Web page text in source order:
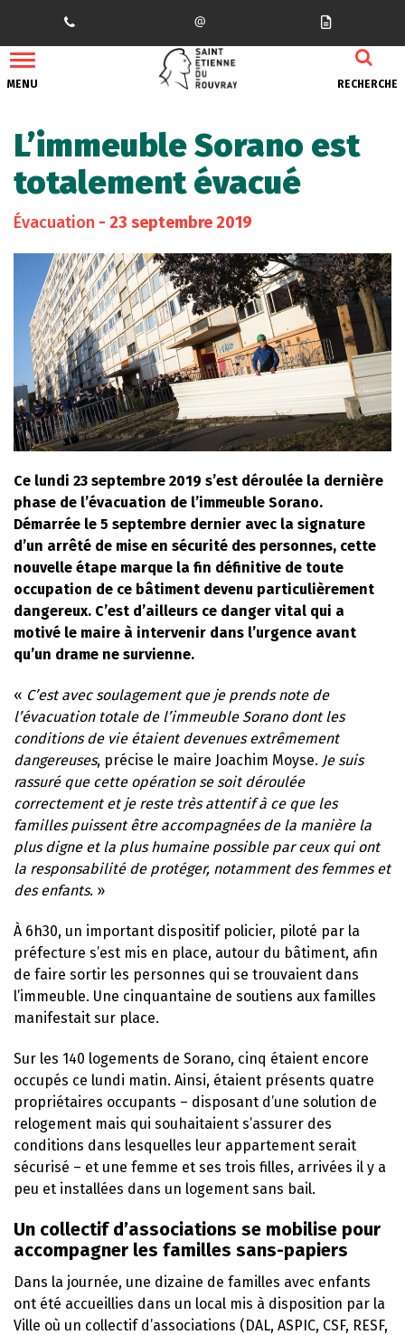
MENU RECHERCHE
L’immeuble Sorano est
totalement évacué
Évacuation - 23 septembre 2019
Ce lundi 23 septembre 2019 s’est déroulée la dernière
phase de l’évacuation de l’immeuble Sorano.
Démarrée le 5 septembre dernier avec la signature
d’un arrêté de mise en sécurité des personnes, cette
nouvelle étape marque la fin définitive de toute
occupation de ce bâtiment devenu particulièrement
dangereux. C’est d’ailleurs ce danger vital qui a
motivé le maire à intervenir dans l’urgence avant
qu’un drame ne survienne.
« C’est avec soulagement que je prends note de
l’évacuation totale de l’immeuble Sorano dont les
conditions de vie étaient devenues extrêmement
dangereuses, précise le maire Joachim Moyse. Je suis
rassuré que cette opération se soit déroulée
correctement et je reste très attentif à ce que les
familles puissent être accompagnées de la manière la
plus digne et la plus humaine possible par ceux qui ont
la responsabilité de protéger, notamment des femmes et
des enfants. »
À 6h30, un important dispositif policier, piloté par la
préfecture s’est mis en place, autour du bâtiment, afin
de faire sortir les personnes qui se trouvaient dans
l’immeuble. Une cinquantaine de soutiens aux familles
manifestait sur place.
Sur les 140 logements de Sorano, cinq étaient encore
occupés ce lundi matin. Ainsi, étaient présents quatre
propriétaires occupants – disposant d’une solution de
relogement mais qui souhaitaient s’assurer des
conditions dans lesquelles leur appartement serait
sécurisé – et une femme et ses trois filles, arrivées il y a
peu et installées dans un logement sans bail.
Un collectif d’associations se mobilise pour
accompagner les familles sans-papiers
Dans la journée, une dizaine de familles avec enfants
ont été accueillies dans un local mis à disposition par la
Ville où un collectif d’associations (DAL, ASPIC, CSF, RESF,